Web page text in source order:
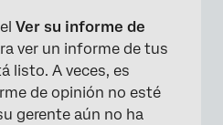
Ver su informe de
ver un informe de tus
listo. A veces, es
de opinión no esté
gerente aún no ha